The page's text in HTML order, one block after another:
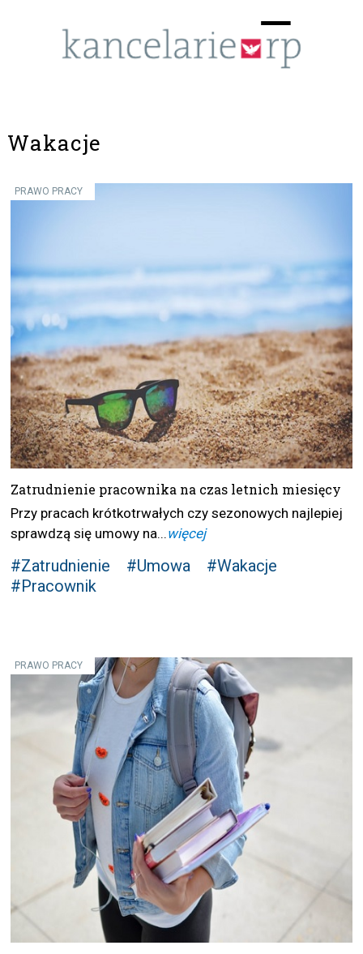
☰
Wakacje
PRAWO PRACY
Zatrudnienie pracownika na czas letnich miesięcy
Przy pracach krótkotrwałych czy sezonowych najlepiej
sprawdzą się umowy na...więcej
#Zatrudnienie #Umowa
#Wakacje
#Pracownik
PRAWO PRACY